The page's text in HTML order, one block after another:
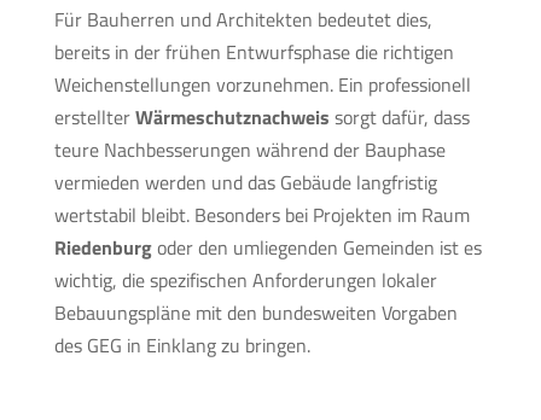
Für Bauherren und Architekten bedeutet dies,
bereits in der frühen Entwurfsphase die richtigen
Weichenstellungen vorzunehmen. Ein professionell
erstellterWärmeschutznachweissorgt dafür, dass
teure Nachbesserungen während der Bauphase
vermieden werden und das Gebäude langfristig
wertstabil bleibt. Besonders bei Projekten im Raum
Riedenburgoder den umliegenden Gemeinden ist es
wichtig, die spezifischen Anforderungen lokaler
Bebauungspläne mit den bundesweiten Vorgaben
des GEG in Einklang zu bringen.